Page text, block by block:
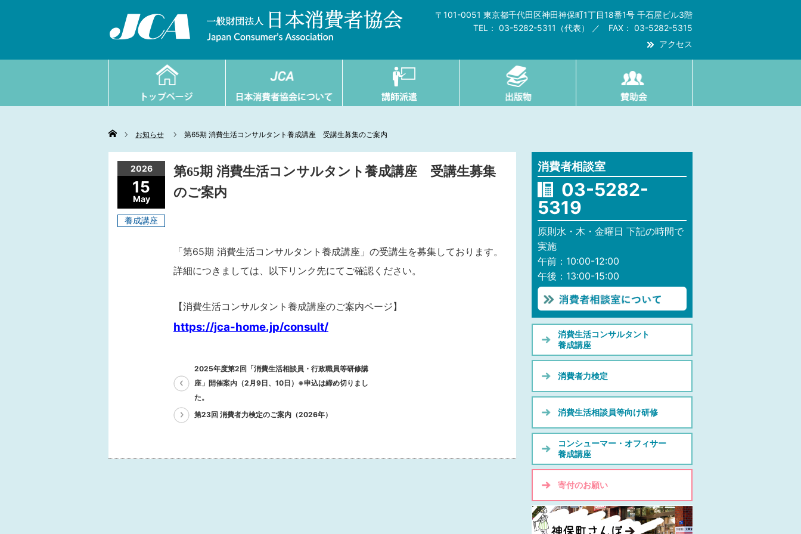
〒101-0051 東京都千代田区神田神保町1丁目18番1号 千石屋ビル3階
TEL： 03-5282-5311（代表） ／ FAX： 03-5282-5315
アクセス
Home お知らせ 第65期 消費生活コンサルタント養成講座 受講生募集のご案内
消費者相談室
03-5282-
5319
原則水・木・金曜日 下記の時間で
実施
午前：10:00-12:00
午後：13:00-15:00
消費生活コンサルタント
養成講座
消費者力検定
消費生活相談員等向け研修
コンシューマー・オフィサー
養成講座
寄付のお願い
2026
15
May
養成講座
第65期 消費生活コンサルタント養成講座 受講生募集
のご案内
「第65期 消費生活コンサルタント養成講座」の受講生を募集しております。
詳細につきましては、以下リンク先にてご確認ください。
【消費生活コンサルタント養成講座のご案内ページ】
https://jca-home.jp/consult/
2025年度第2回「消費生活相談員・行政職員等研修講
座」開催案内（2月9日、10日）※申込は締め切りまし
た。
第23回 消費者力検定のご案内（2026年）